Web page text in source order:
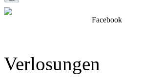
Facebook
Verlosungen